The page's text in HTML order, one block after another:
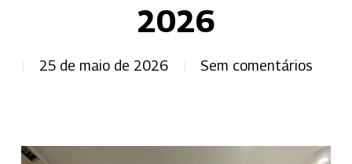
2026
25 de maio de 2026 Sem comentários